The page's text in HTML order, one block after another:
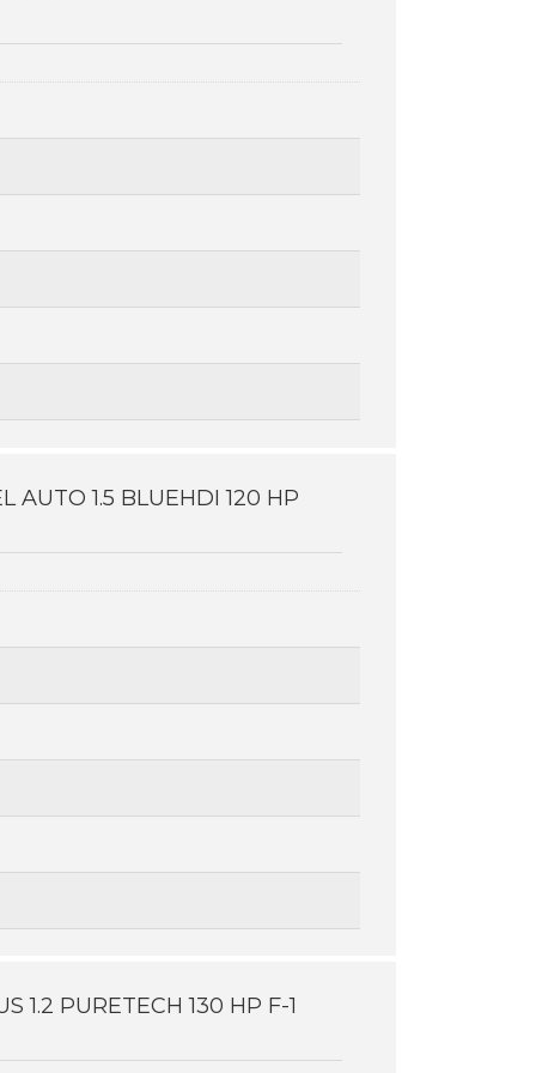
AUTO 1.5 BLUEHDI 120 HP
1.2 PURETECH 130 HP F-1